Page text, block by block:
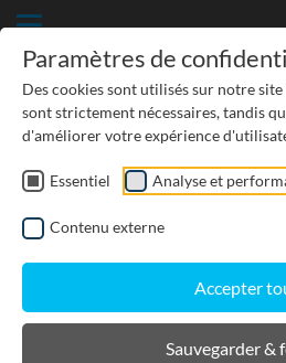
TP-GÉNIE CIVIL
PROTECTION DES EAUX
URBANISME, PAYSAGISME
Paramètres de
Des cookies sont utilisés sur notre
sont strictement nécessaires, tandis
d'améliorer votre expérience
Essentiel Analyse et
Contenu externe
Accepter
Sauvegarder &